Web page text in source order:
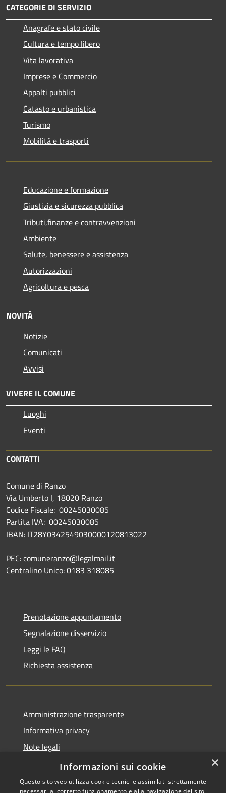
CATEGORIE DI SERVIZIO
Anagrafe e stato civile
Cultura e tempo libero
Vita lavorativa
Imprese e Commercio
Appalti pubblici
Catasto e urbanistica
Turismo
Mobilità e trasporti
Educazione e formazione
Giustizia e sicurezza pubblica
Tributi,finanze e contravvenzioni
Ambiente
Salute, benessere e assistenza
Autorizzazioni
Agricoltura e pesca
NOVITÀ
Notizie
Comunicati
Avvisi
VIVERE IL COMUNE
Luoghi
Eventi
CONTATTI
Comune di Ranzo
Via Umberto I, 18020 Ranzo
Codice Fiscale: 00245030085
Partita IVA: 00245030085
IBAN: IT28Y0342549030000120813022
PEC: comuneranzo@legalmail.it
Centralino Unico: 0183 318085
Prenotazione appuntamento
Segnalazione disservizio
Leggi le FAQ
Richiesta assistenza
Amministrazione trasparente
Informativa privacy
Note legali
Dichiarazione di accessibilità
×
Informazioni sui cookie
Questo sito web utilizza cookie tecnici e assimilati strettamente
necessari al corretto funzionamento e alla navigazione del sito,